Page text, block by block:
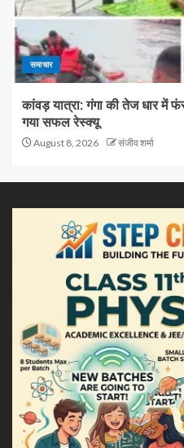
समाचार
कांवड़ यात्रा: गंगा की तेज धार में
गया सफल रेस्क्यू
August 8, 2026 संजीव शर्मा